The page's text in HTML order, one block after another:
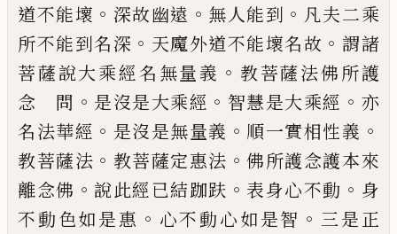
道不能壞 。 深故幽遠 。 無人能到 。 凡夫二乘
所不能到名深 。 天魔外道不能壞名故 。 謂諸
菩薩說大乘經名無量義 。 教菩薩法佛所護
念 問 。 是沒是大乘經 。 智慧是大乘經 。 亦
名法華經 。 是沒是無量義 。 順一實相性義 。
教菩薩法 。 教菩薩定惠法 。佛所護念護本來
離念佛 。說此經已結跏趺 。 表身心不動 。 身
不動色如是惠 。 心不動心如是智 。 三是正